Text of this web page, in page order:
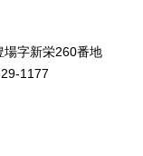
字新栄260番地
1177